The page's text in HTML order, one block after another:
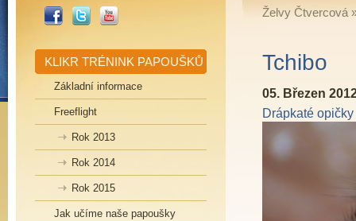
_FACEBOOK
_TWITTER_YOUTUBE
KLIKR TRÉNINK PAPOUŠKŮ
Základní informace
Freeflight
Rok 2013
Rok 2014
Rok 2015
Jak učíme naše papoušky
Želvy Čtvercová
Tchibo
05. Březen
Drápkaté opičky